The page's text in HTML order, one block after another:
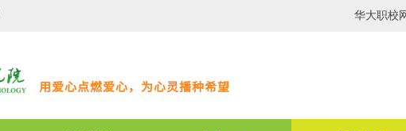
华大职校
用爱心点燃爱心，为心灵播种希望